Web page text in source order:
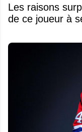
Les raisons
de ce joueur à